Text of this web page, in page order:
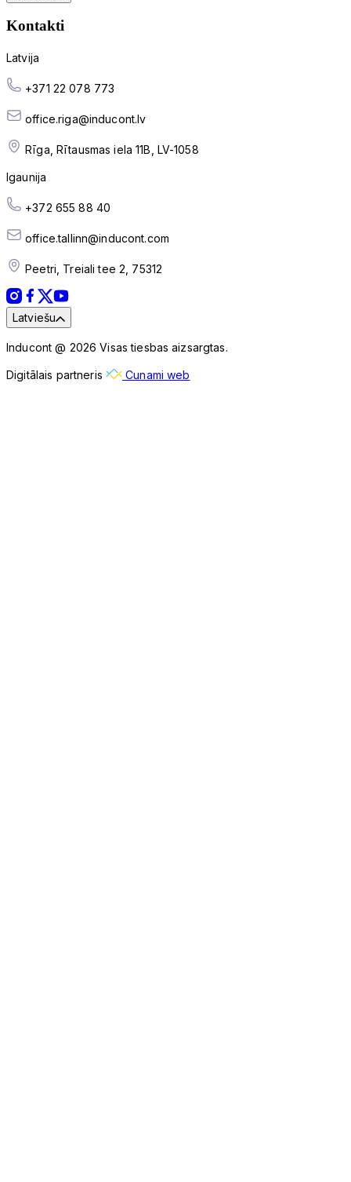
Kontakti
Latvija
+371 22 078 773
office.riga@inducont.lv
Rīga, Rītausmas iela 11B, LV-1058
Igaunija
+372 655 88 40
office.tallinn@inducont.com
Peetri, Treiali tee 2, 75312
Latviešu
Inducont @ 2026 Visas tiesbas aizsargtas.
Digitālais partneris Cunami web